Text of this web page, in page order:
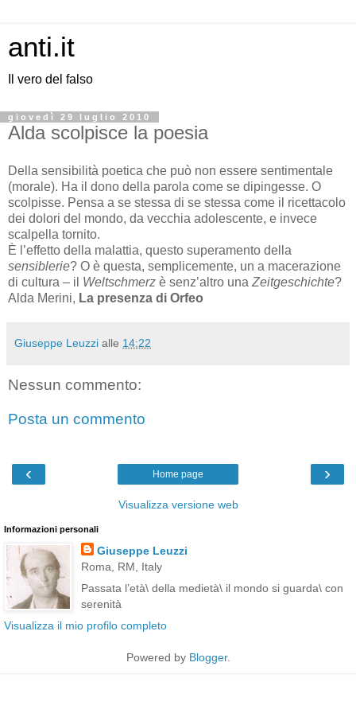
anti.it
Il vero del falso
giovedì 29 luglio 2010
Alda scolpisce la poesia
Della sensibilità poetica che può non essere sentimentale
(morale). Ha il dono della parola come se dipingesse. O
scolpisse. Pensa a se stessa di se stessa come il ricettacolo
dei dolori del mondo, da vecchia adolescente, e invece
scalpella tornito.
È l’effetto della malattia, questo superamento della
sensiblerie? O è questa, semplicemente, un a macerazione
di cultura – il Weltschmerz è senz’altro una Zeitgeschichte?
Alda Merini, La presenza di Orfeo
Giuseppe Leuzzi alle 14:22
Nessun commento:
Posta un commento
‹ ›
Home page
Visualizza versione web
Informazioni personali
Giuseppe Leuzzi
Roma, RM, Italy
Passata l’età\ della medietà\ il mondo si guarda\ con
serenità
Visualizza il mio profilo completo
Powered by Blogger.